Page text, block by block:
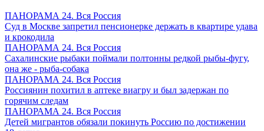
ПАНОРАМА 24. Вся Россия
Суд в Москве запретил пенсионерке держать в квартире удава
и крокодила
ПАНОРАМА 24. Вся Россия
Сахалинские рыбаки поймали полтонны редкой рыбы-фугу,
она же - рыба-собака
ПАНОРАМА 24. Вся Россия
Россиянин похитил в аптеке виагру и был задержан по
горячим следам
ПАНОРАМА 24. Вся Россия
Детей мигрантов обязали покинуть Россию по достижении